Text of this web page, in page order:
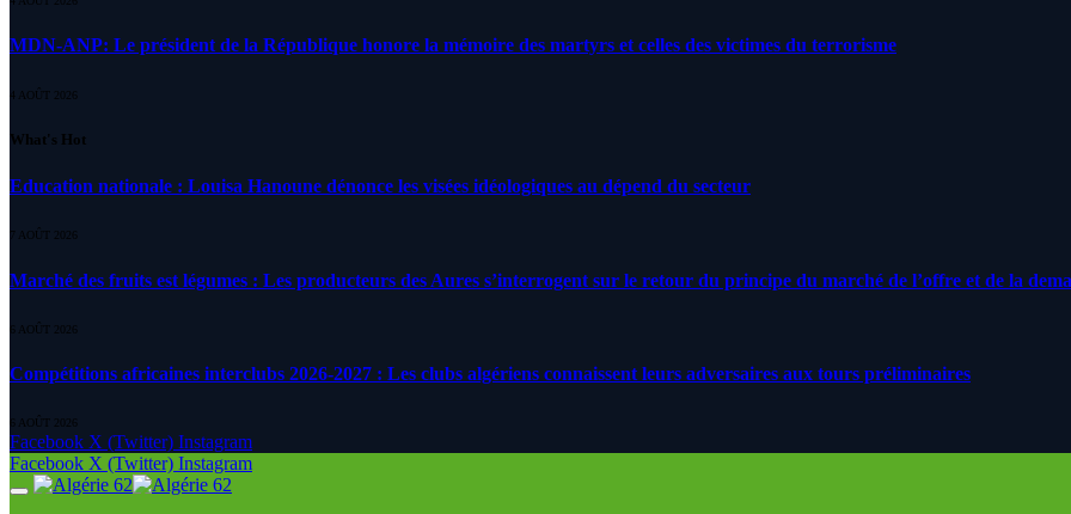
MDN-ANP: Le président de la République honore la mémoire des martyrs et celles des victimes du terrorisme
4 AOÛT 2026
What's Hot
Education nationale : Louisa Hanoune dénonce les visées idéologiques au dépend du secteur
7 AOÛT 2026
Marché des fruits est légumes : Les producteurs des Aures s’interrogent sur le retour du principe du marché de l’offre et de la
6 AOÛT 2026
Compétitions africaines interclubs 2026-2027 : Les clubs algériens connaissent leurs adversaires aux tours préliminaires
6 AOÛT 2026
Facebook X (Twitter) Instagram
Facebook X (Twitter) Instagram